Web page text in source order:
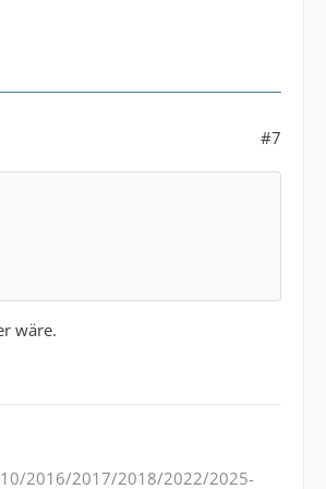
#7
wäre.
2016/2017/2018/2022/2025-